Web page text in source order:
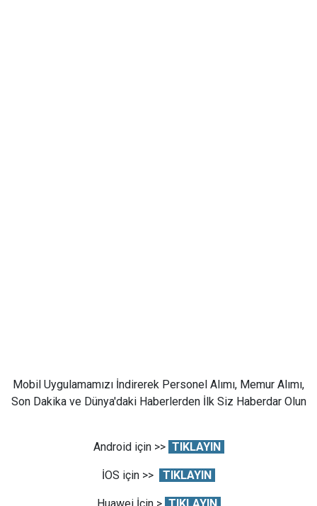
Mobil Uygulamamızı İndirerek Personel Alımı, Memur Alımı,
Son Dakika ve Dünya'daki Haberlerden İlk Siz Haberdar Olun
Android için >> TIKLAYIN
İOS için >> TIKLAYIN